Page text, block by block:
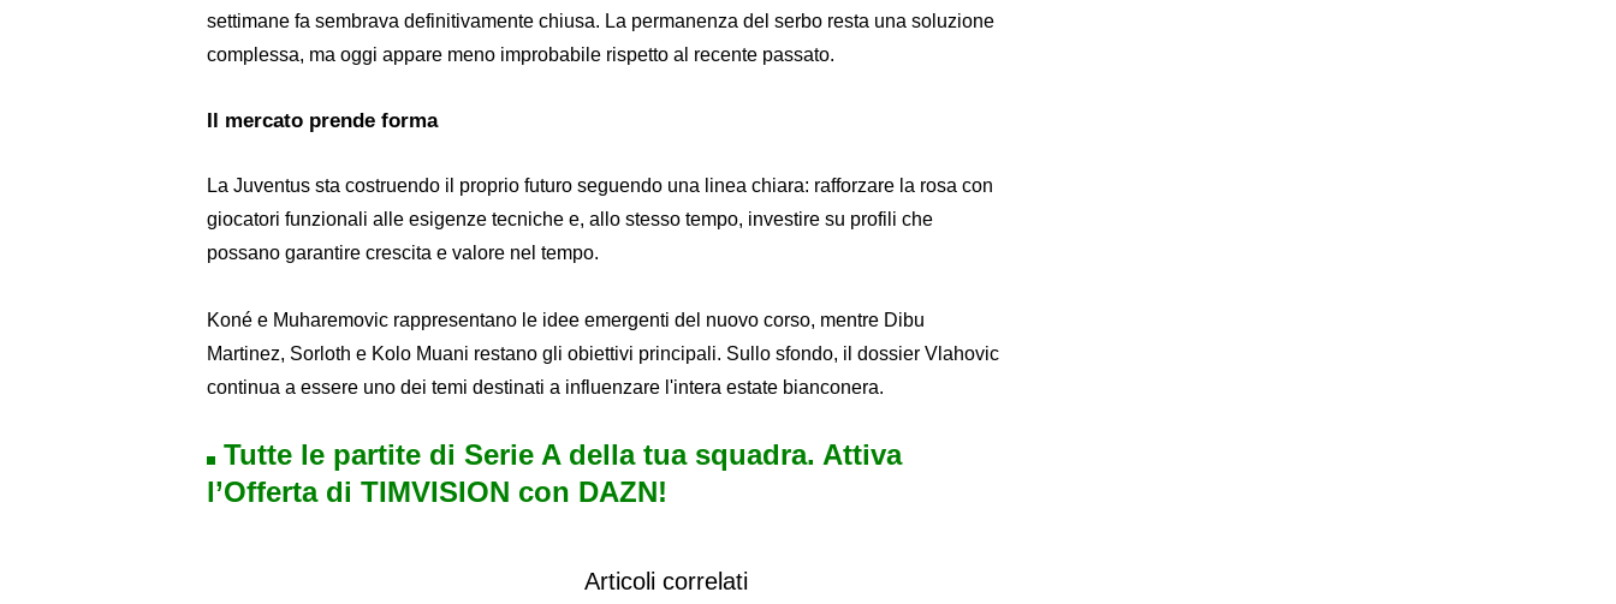
settimane fa sembrava definitivamente chiusa. La permanenza del serbo resta una soluzione
complessa, ma oggi appare meno improbabile rispetto al recente passato.
Il mercato prende forma
La Juventus sta costruendo il proprio futuro seguendo una linea chiara: rafforzare la rosa con
giocatori funzionali alle esigenze tecniche e, allo stesso tempo, investire su profili che
possano garantire crescita e valore nel tempo.
Koné e Muharemovic rappresentano le idee emergenti del nuovo corso, mentre Dibu
Martinez, Sorloth e Kolo Muani restano gli obiettivi principali. Sullo sfondo, il dossier Vlahovic
continua a essere uno dei temi destinati a influenzare l'intera estate bianconera.
Tutte le partite di Serie A della tua squadra. Attiva
l’Offerta di TIMVISION con DAZN!
Articoli correlati